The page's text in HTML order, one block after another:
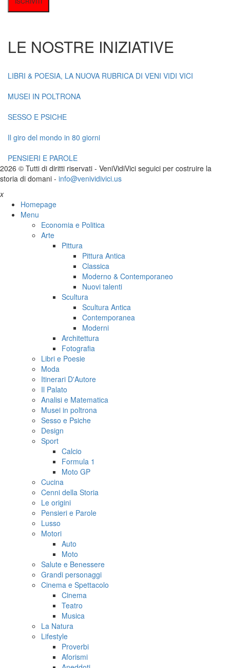
LE NOSTRE INIZIATIVE
LIBRI & POESIA, LA NUOVA RUBRICA DI VENI VIDI VICI
MUSEI IN POLTRONA
SESSO E PSICHE
Il giro del mondo in 80 giorni
PENSIERI E PAROLE
2026 © Tutti di diritti riservati - VeniVidiVici seguici per costruire la
storia di domani - info@venividivici.us
x
Homepage
Menu
Economia e Politica
Arte
Pittura
Pittura Antica
Classica
Moderno & Contemporaneo
Nuovi talenti
Scultura
Scultura Antica
Contemporanea
Moderni
Architettura
Fotografia
Libri e Poesie
Moda
Itinerari D'Autore
Il Palato
Analisi e Matematica
Musei in poltrona
Sesso e Psiche
Design
Sport
Calcio
Formula 1
Moto GP
Cucina
Cenni della Storia
Le origini
Pensieri e Parole
Lusso
Motori
Auto
Moto
Salute e Benessere
Grandi personaggi
Cinema e Spettacolo
Cinema
Teatro
Musica
La Natura
Lifestyle
Proverbi
Aforismi